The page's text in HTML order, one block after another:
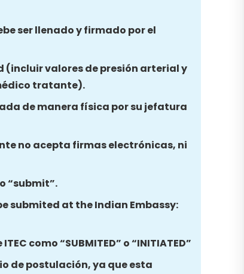
ser llenado y firmado por el
(incluir valores de presión arterial y
tratante).
de manera física por su jefatura
no acepta firmas electrónicas, ni
“submit”.
submited at the Indian Embassy:
como “SUBMITED” o “INITIATED”
de postulación, ya que esta